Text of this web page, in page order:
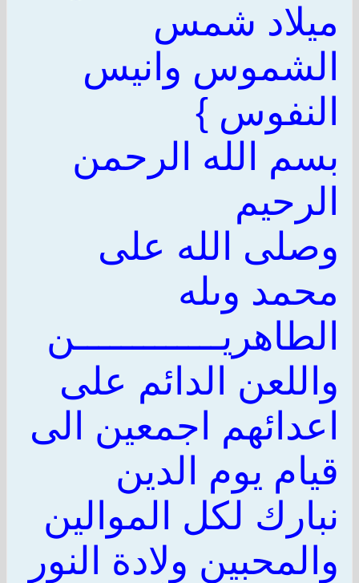
ميلاد شمس
الشموس وانيس
النفوس }
بسم الله الرحمن
الرحيم
وصلى الله على
محمد وىله
الطاهريـــــــــــــن
واللعن الدائم على
اعدائهم اجمعين الى
قيام يوم الدين
نبارك لكل الموالين
والمحبين ولادة النور